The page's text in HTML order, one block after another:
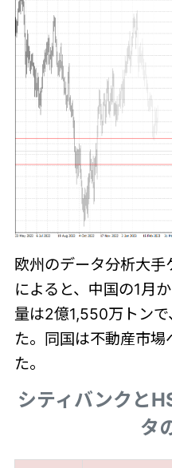
欧州のデータ分析大
によると、中国の1月
量は2億1,550万トン
た。同国は不動産市
た。
シティバンクと
タ